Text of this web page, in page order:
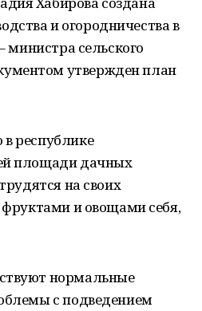
и огородничества в
министра сельского
утвержден план
республике
площади дачных
на своих
фруктами и овощами себя,
нормальные
с подведением